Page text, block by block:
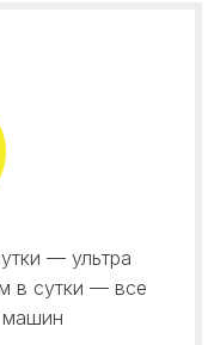
— ультра
в сутки — все
машин